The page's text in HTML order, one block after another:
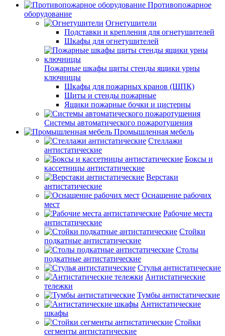
Противопожарное
оборудование
Огнетушители
Подставки и крепления для огнетушителей
Шкафы для огнетушителей
Пожарные шкафы щиты стенды ящики урны
ключницы
Шкафы для пожарных кранов (ШПК)
Щиты и стенды пожарные
Ящики пожарные бочки и цистерны
Системы автоматического пожаротушения
Промышленная мебель
Стеллажи
антистатические
Боксы и
кассетницы антистатические
Верстаки
антистатические
Оснащение рабочих
мест
Рабочие места
антистатические
Стойки
подкатные антистатические
Столы
подкатные антистатические
Стулья антистатические
Антистатические
тележки
Тумбы антистатические
Антистатические
шкафы
Стойки
сегменты антистатические